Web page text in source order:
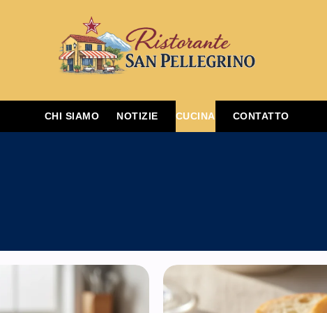
CHI SIAMO NOTIZIE CUCINA CONTATTO